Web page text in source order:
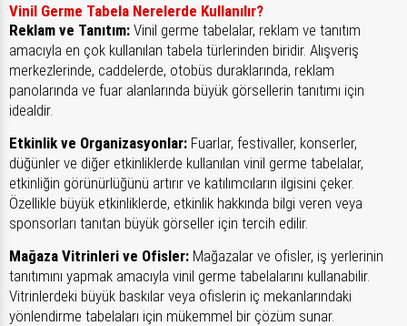
Vinil Germe Tabela Nerelerde Kullanılır?
Reklam ve Tanıtım: Vinil germe tabelalar, reklam ve tanıtım
amacıyla en çok kullanılan tabela türlerinden biridir. Alışveriş
merkezlerinde, caddelerde, otobüs duraklarında, reklam
panolarında ve fuar alanlarında büyük görsellerin tanıtımı için
idealdir.
Etkinlik ve Organizasyonlar: Fuarlar, festivaller, konserler,
düğünler ve diğer etkinliklerde kullanılan vinil germe tabelalar,
etkinliğin görünürlüğünü artırır ve katılımcıların ilgisini çeker.
Özellikle büyük etkinliklerde, etkinlik hakkında bilgi veren veya
sponsorları tanıtan büyük görseller için tercih edilir.
Mağaza Vitrinleri ve Ofisler: Mağazalar ve ofisler, iş yerlerinin
tanıtımını yapmak amacıyla vinil germe tabelalarını kullanabilir.
Vitrinlerdeki büyük baskılar veya ofislerin iç mekanlarındaki
yönlendirme tabelaları için mükemmel bir çözüm sunar.